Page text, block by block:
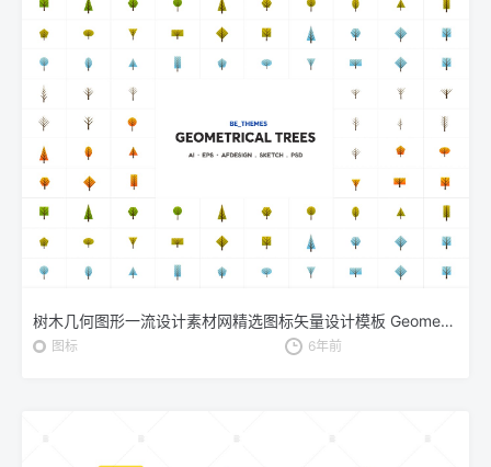
树木几何图形一流设计素材网精选图标矢量设计模板 Geometrical Trees Icon Template
图标 6年前